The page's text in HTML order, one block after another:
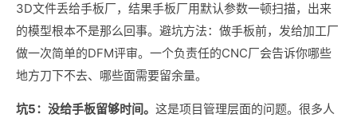
3D文件丢给手板厂，结果手板厂用默认参数一顿扫描，出来
的模型根本不是那么回事。避坑方法：做手板前，发给加工厂
做一次简单的DFM评审。一个负责任的CNC厂会告诉你哪些
地方刀下不去、哪些面需要留余量。
坑5：没给手板留够时间。 这是项目管理层面的问题。很多人